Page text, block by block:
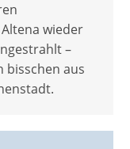
wieder
–
bisschen aus